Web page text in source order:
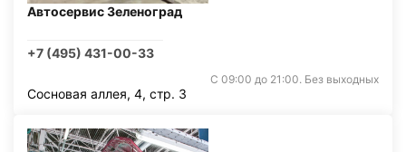
Автосервис Зеленоград
+7 (495) 431-00-33
С 09:00 до 21:00. Без выходных
Сосновая аллея, 4, стр. 3